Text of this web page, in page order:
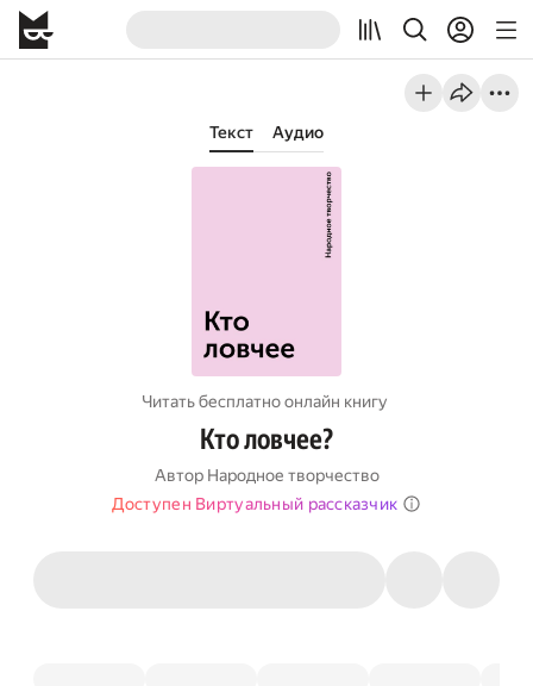
Текст Аудио
Читать бесплатно онлайн книгу
Кто ловчее?
Автор Народное творчество
Доступен Виртуальный рассказчик